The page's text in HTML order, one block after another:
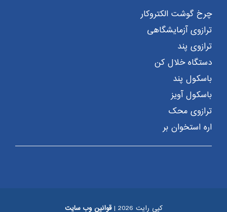
چرخ گوشت الکتروکار
ترازوی آزمایشگاهی
ترازوی پند
دستگاه خلال کن
باسکول پند
باسکول آویز
ترازوی محک
اره استخوان بر
کپی رایت 2026 | قوانین وب سایت